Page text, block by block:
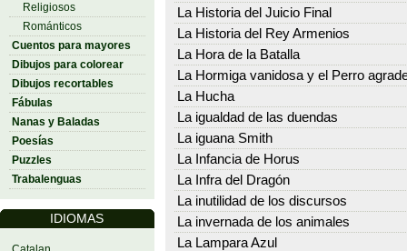
Religiosos
Románticos
Cuentos para mayores
Dibujos para colorear
Dibujos recortables
Fábulas
Nanas y Baladas
Poesías
Puzzles
Trabalenguas
IDIOMAS
La Historia del Juicio Final
La Historia del Rey Armenios
La Hora de la Batalla
La Hormiga vanidosa y el Perro
La Hucha
La igualdad de las duendas
La iguana Smith
La Infancia de Horus
La Infra del Dragón
La inutilidad de los discursos
La invernada de los animales
La Lampara Azul